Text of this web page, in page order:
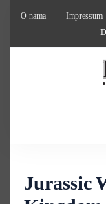
O nama Impressum
Jurassic